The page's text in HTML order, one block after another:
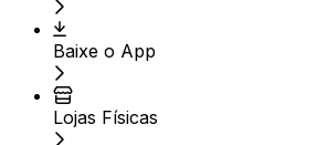
Baixe o App
Lojas Físicas